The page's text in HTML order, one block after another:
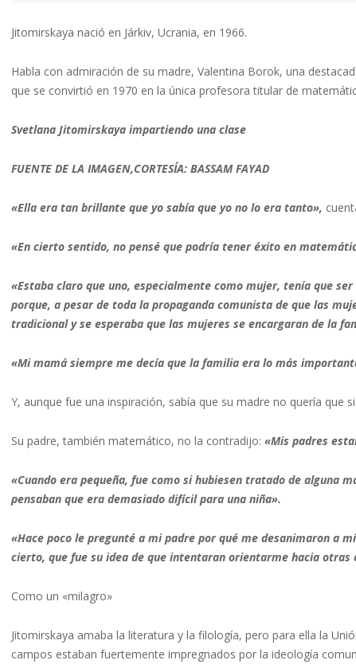
Jitomirskaya nació en Járkiv, Ucrania, en 1966.
Habla con admiración de su madre, Valentina Borok, una
que se convirtió en 1970 en la única profesora titular de
Svetlana Jitomirskaya impartiendo una clase
FUENTE DE LA IMAGEN,CORTESÍA: BASSAM FAYAD
«Ella era tan brillante que yo sabía que yo no lo era tanto»,
«En cierto sentido, no pensé que podría tener éxito en
«Estaba claro que uno, especialmente como mujer, tenía que
porque, a pesar de toda la propaganda comunista de que las
tradicional y se esperaba que las mujeres se encargaran de la
«Mi mamá siempre me decía que la familia era lo más
Y, aunque fue una inspiración, sabía que su madre no quería que
Su padre, también matemático, no la contradijo: «Mis padres
«Cuando era pequeña, fue como si hubiesen tratado de alguna
pensaban que era demasiado difícil para una niña».
«Hace poco le pregunté a mi padre por qué me desanimaron a
cierto, que fue su idea de que intentaran orientarme hacia otras
Como un «milagro»
Jitomirskaya amaba la literatura y la filología, pero para ella la
campos estaban fuertemente impregnados por la ideología